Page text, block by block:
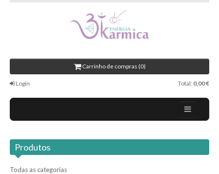
Carrinho de compras (0)
Login Total: 0,00 €
Novidades
Revenda / Profissionais
Produtos
Todas as categorias